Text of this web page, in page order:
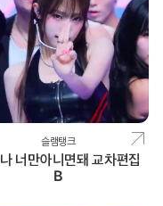
슬램탱크
너만아니면돼 교차편집
B